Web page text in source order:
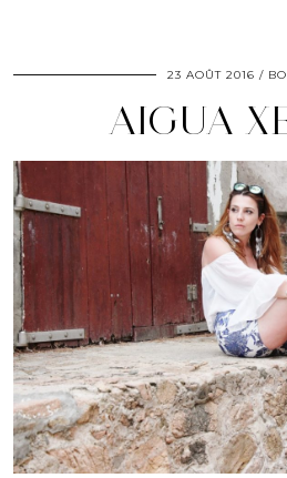
23 AOÛT 2016
AIGUA